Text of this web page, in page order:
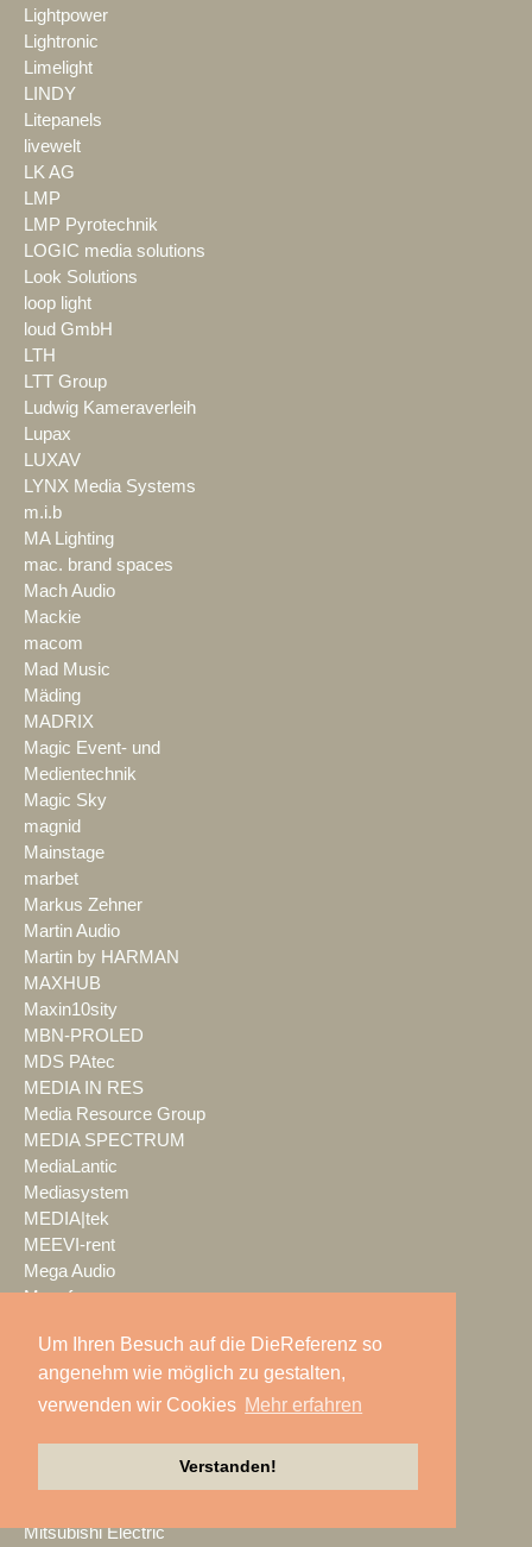
Um Ihren Besuch auf die DieReferenz so
angenehm wie möglich zu gestalten,
verwenden wir Cookies Mehr erfahren
Verstanden!
Lightpower
Lightronic
Limelight
LINDY
Litepanels
livewelt
LK AG
LMP
LMP Pyrotechnik
LOGIC media solutions
Look Solutions
loop light
loud GmbH
LTH
LTT Group
Ludwig Kameraverleih
Lupax
LUXAV
LYNX Media Systems
m.i.b
MA Lighting
mac. brand spaces
Mach Audio
Mackie
macom
Mad Music
Mäding
MADRIX
Magic Event- und
Medientechnik
Magic Sky
magnid
Mainstage
marbet
Markus Zehner
Martin Audio
Martin by HARMAN
MAXHUB
Maxin10sity
MBN-PROLED
MDS PAtec
MEDIA IN RES
Media Resource Group
MEDIA SPECTRUM
MediaLantic
Mediasystem
MEDIA|tek
MEEVI-rent
Mega Audio
Megaforce
Merging Technologies
Mersive
Meyer Sound
Mitsubishi Electric